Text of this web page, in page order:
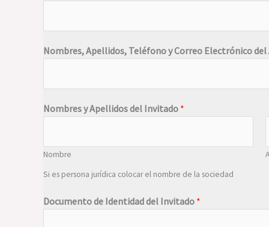
Nombres, Apellidos, Teléfono y Correo Electrónico
Nombres y Apellidos del Invitado *
Nombre
Si es persona jurídica colocar el nombre de la sociedad
Documento de Identidad del Invitado *